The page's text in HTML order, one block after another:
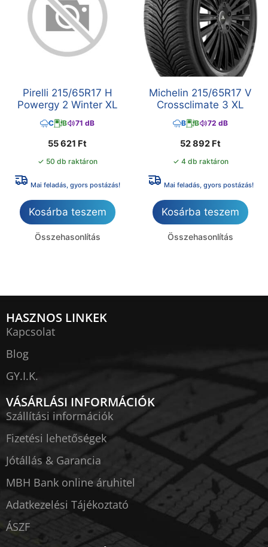
Pirelli 215/65R17 H
Powergy 2 Winter XL
C B 71 dB
55 621 Ft
✓ 50 db raktáron
Mai feladás, gyors postázás!
Kosárba teszem
Összehasonlítás
Michelin 215/65R17 V
Crossclimate 3 XL
B B 72 dB
52 892 Ft
✓ 4 db raktáron
Mai feladás, gyors postázás!
Kosárba teszem
Összehasonlítás
HASZNOS LINKEK
Kapcsolat
Blog
GY.I.K.
VÁSÁRLÁSI INFORMÁCIÓK
Szállítási információk
Fizetési lehetőségek
Jótállás & Garancia
MBH Bank online áruhitel
Adatkezelési Tájékoztató
ÁSZF